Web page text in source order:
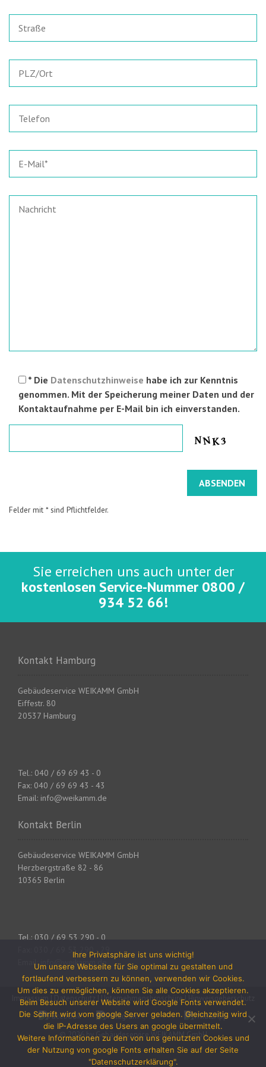
* Die Datenschutzhinweise habe ich zur Kenntnis
genommen. Mit der Speicherung meiner Daten und der
Kontaktaufnahme per E-Mail bin ich einverstanden.
Felder mit * sind Pflichtfelder.
Sie erreichen uns auch unter der
kostenlosen Service-Nummer 0800 /
934 52 66!
Kontakt Hamburg
Gebäudeservice WEIKAMM GmbH
Eiffestr. 80
20537 Hamburg
Tel.: 040 / 69 69 43 - 0
Fax: 040 / 69 69 43 - 43
Email: info@weikamm.de
Kontakt Berlin
Gebäudeservice WEIKAMM GmbH
Herzbergstraße 82 - 86
10365 Berlin
Tel.: 030 / 69 53 290 - 0
Fax: 030 / 69 53 290 - 29
Email: info@weikamm.de
Impressum | Datenschutz | Unternehmensbroschüre| Hinweisgeberschutz
© 2026 by Gebäudeservice WEIKAMM GmbH
Ihre Privatsphäre ist uns wichtig!
Um unsere Webseite für Sie optimal zu gestalten und
fortlaufend verbessern zu können, verwenden wir Cookies.
Um dies zu ermöglichen, können Sie alle Cookies akzeptieren.
Beim Besuch unserer Website wird Google Fonts verwendet.
Die Schrift wird vom google Server geladen. Gleichzeitig wird
die IP-Adresse des Users an google übermittelt.
Weitere Informationen zu den von uns genutzten Cookies und
der Nutzung von google Fonts erhalten Sie auf der Seite
"Datenschutzerklärung".